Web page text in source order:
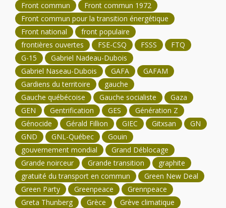
Front commun
Front commun 1972
Front commun pour la transition énergétique
Front national
front populaire
frontières ouvertes
FSE-CSQ FSSS
FTQ
G-15
Gabriel Nadeau-Dubois
Gabriel Naseau-Dubois
GAFA
GAFAM
Gardiens du territoire
gauche
Gauche québécoise
Gauche socialiste
Gaza
GEN
Gentrification GES
Génération Z
Génocide
Gérald Fillion GIEC Gitxsan
GN
GND
GNL-Québec
Gouin
gouvernement mondial
Grand Déblocage
Grande noirceur
Grande transition
graphite
gratuité du transport en commun
Green New Deal
Green Party
Greenpeace
Grennpeace
Greta Thunberg
Grèce
Grève climatique